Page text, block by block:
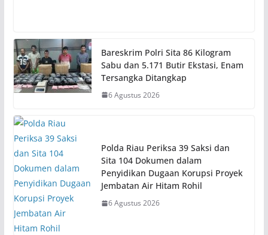
Bareskrim Polri Sita 86 Kilogram
Sabu dan 5.171 Butir Ekstasi, Enam
Tersangka Ditangkap
6 Agustus 2026
Polda Riau Periksa 39 Saksi dan
Sita 104 Dokumen dalam
Penyidikan Dugaan Korupsi Proyek
Jembatan Air Hitam Rohil
6 Agustus 2026